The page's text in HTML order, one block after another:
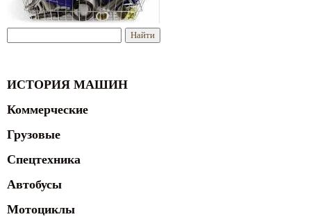
ИСТОРИЯ МАШИН
Коммерческие
Грузовые
Спецтехника
Автобусы
Мотоциклы